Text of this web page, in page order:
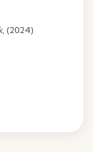
, (2024)